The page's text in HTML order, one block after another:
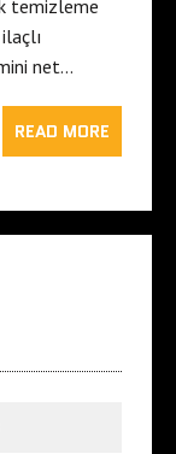
temizleme
net…
READ MORE